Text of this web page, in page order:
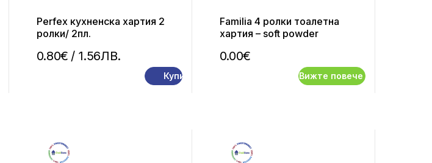
0.80€ / 1.56ЛВ.
Perfex кухненска хартия 2
ролки/ 2пл.
Купи
0.00€
Familia 4 ролки тоалетна
хартия – soft powder
Вижте повече